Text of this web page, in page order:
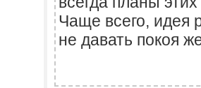
Чаще всего, идея
не давать покоя